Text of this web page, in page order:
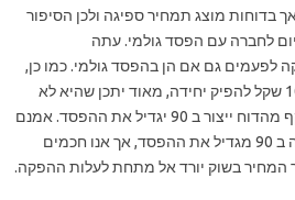
בדוחות מוצג תמחיר ספיגה ולכן הסיפור
לחברה עם הפסד גולמי. עתה
לפעמים גם אם הן בהפסד גולמי. כמו כן,
מכאן אתם יכולים להבין שאם חברה אומרת לכם בדוחות שעולה לה 100 שקל להפיק יחידה, מאוד יתכן שהיא לא
תפסיק לייצר גם אם המחיר בשוק ירד ל 90, אפילו אם לפי ההגיון שנשקף מהדוח ייצור ב 90 יגדיל את ההפסד. אמנם
בתמחיר ספיגה זה נראה כאילו לייצר יחידה בעלות 100 כדי למכור אותה ב 90 מגדיל את ההפסד, אך אנו חכמים
המחיר בשוק יורד אל מתחת לעלות ההפקה.